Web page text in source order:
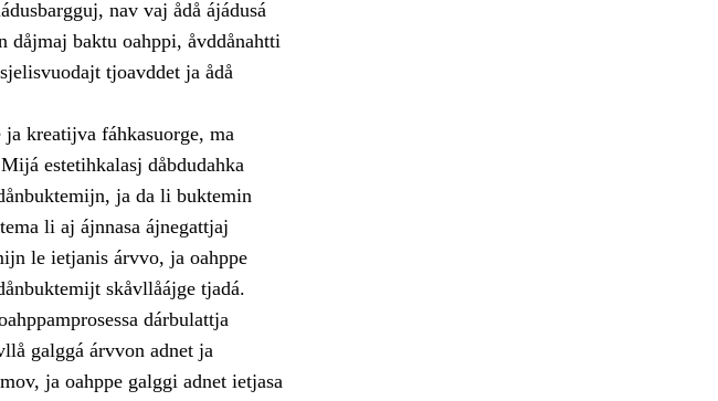
nav vaj ådå ájádusá
dåjmaj baktu oahppi, åvddånahtti
tjoavddet ja ådå
kreatijva fáhkasuorge, ma
estetihkalasj dåbdudahka
ja da li buktemin
li aj ájnnasa ájnegattjaj
le ietjanis árvvo, ja oahppe
skåvllåájge tjadá.
dárbulattja
galggá árvvon adnet ja
ja oahppe galggi adnet ietjasa